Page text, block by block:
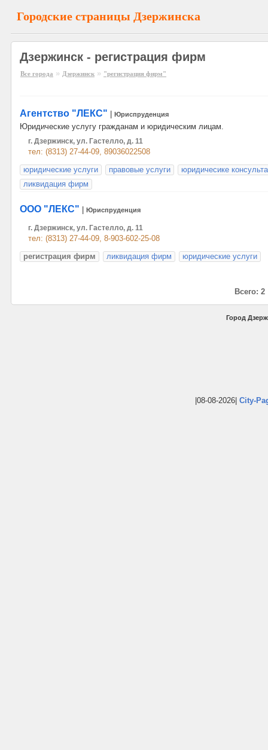
Городские страницы Дзержинска
Дзержинск - регистрация фирм
Все города » Дзержинск » "регистрация фирм"
Агентство "ЛЕКС" Юриспруденция
Юридические услугу гражданам и юридическим лицам.
г. Дзержинск, ул. Гастелло, д. 11
тел: (8313) 27-44-09, 89036022508
юридические услуги
правовые услуги
юридичесике
ликвидация фирм
ООО "ЛЕКС" Юриспруденция
г. Дзержинск, ул. Гастелло, д. 11
тел: (8313) 27-44-09, 8-903-602-25-08
регистрация фирм
ликвидация фирм юридические услуги
Всего: 2
Город
|08-08-2026| City-